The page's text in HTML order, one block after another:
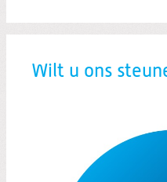
Wilt u ons